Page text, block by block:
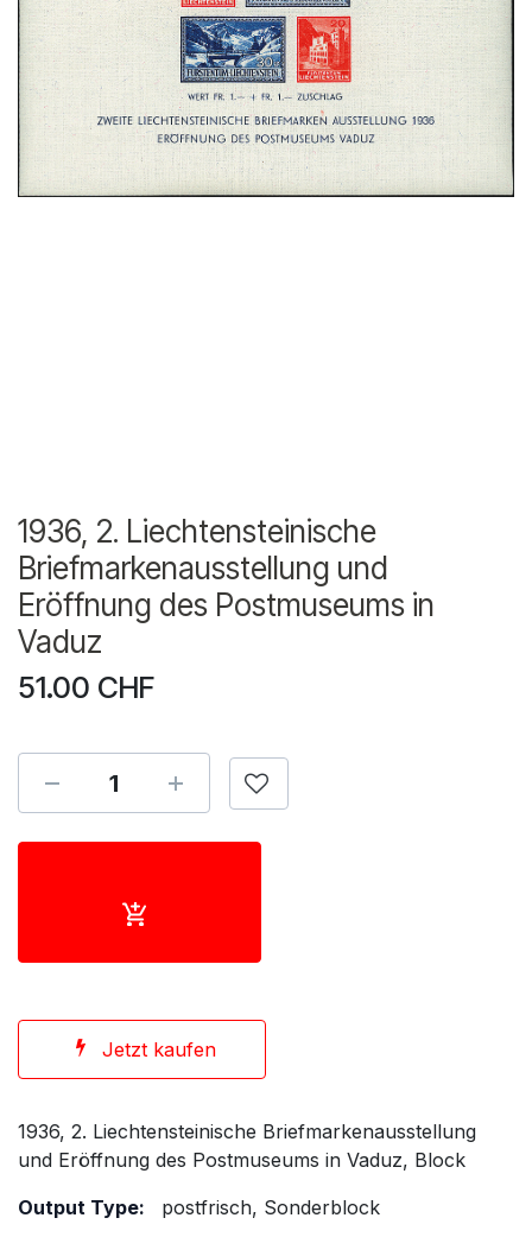
1936, 2. Liechtensteinische
Briefmarkenausstellung und
Eröffnung des Postmuseums in
Vaduz
51.00 CHF
Jetzt kaufen
1936, 2. Liechtensteinische Briefmarkenausstellung
und Eröffnung des Postmuseums in Vaduz, Block
Output Type:
postfrisch, Sonderblock